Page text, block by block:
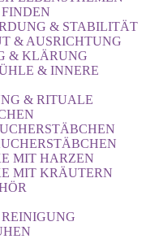
& STABILITÄT
& AUSRICHTUNG
& KLÄRUNG
& INNERE
& RITUALE
MIT HARZEN
MIT KRÄUTERN